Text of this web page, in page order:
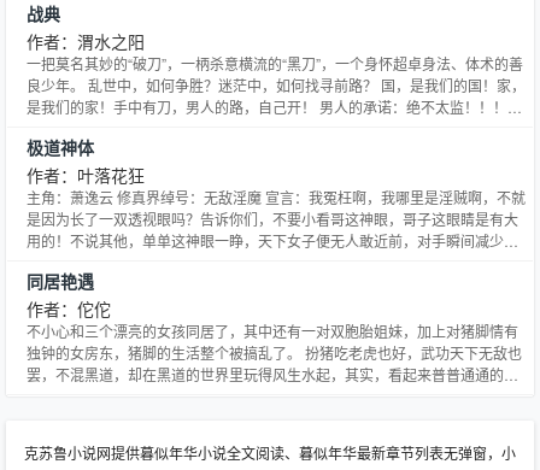
前的远古，曾经有绝世强者可以接触到那力量的最极限——磁场转动，1oo万
匹！
战典
作者：渭水之阳
一把莫名其妙的“破刀”，一柄杀意横流的“黑刀”，一个身怀超卓身法、体术的善
良少年。 乱世中，如何争胜？迷茫中，如何找寻前路？ 国，是我们的国！家，
是我们的家！手中有刀，男人的路，自己开！ 男人的承诺：绝不太监！！！大
谢！！！
极道神体
作者：叶落花狂
主角：萧逸云 修真界绰号：无敌淫魔 宣言：我冤枉啊，我哪里是淫贼啊，不就
是因为长了一双透视眼吗？告诉你们，不要小看哥这神眼，哥子这眼睛是有大
用的！不说其他，单单这神眼一睁，天下女子便无人敢近前，对手瞬间减少一
票场，能收藏的敬请收藏，各位的支持，将给予我无限的动力！ＱＱ群：
146960800 欢迎加入！
同居艳遇
作者：佗佗
不小心和三个漂亮的女孩同居了，其中还有一对双胞胎姐妹，加上对猪脚情有
独钟的女房东，猪脚的生活整个被搞乱了。 扮猪吃老虎也好，武功天下无敌也
罢，不混黑道，却在黑道的世界里玩得风生水起，其实，看起来普普通通的主
克苏鲁小说网提供暮似年华小说全文阅读、暮似年华最新章节列表无弹窗，小